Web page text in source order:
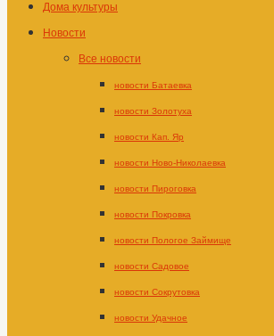
Дома культуры
Новости
Все новости
новости Батаевка
новости Золотуха
новости Кап. Яр
новости Ново-Николаевка
новости Пироговка
новости Покровка
новости Пологое Займище
новости Садовое
новости Сокрутовка
новости Удачное